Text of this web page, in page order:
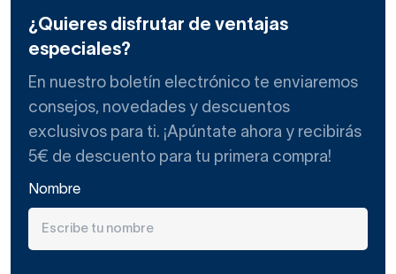
¿Quieres disfrutar de ventajas
especiales?
En nuestro boletín electrónico te enviaremos
consejos, novedades y descuentos
exclusivos para ti. ¡Apúntate ahora y recibirás
5€ de descuento para tu primera compra!
Nombre